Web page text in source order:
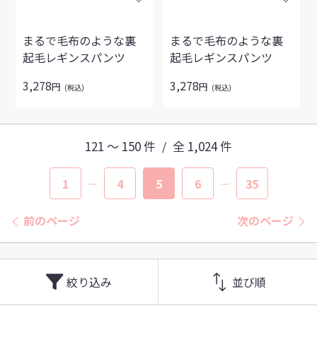
まるで毛布のような裏
起毛レギンスパンツ
3,278円 (税込)
まるで毛布のような裏
起毛レギンスパンツ
3,278円 (税込)
121 〜 150 件 / 全 1,024 件
1 ... 4 5 6 ... 35
前のページ 次のページ
絞り込み 並び順